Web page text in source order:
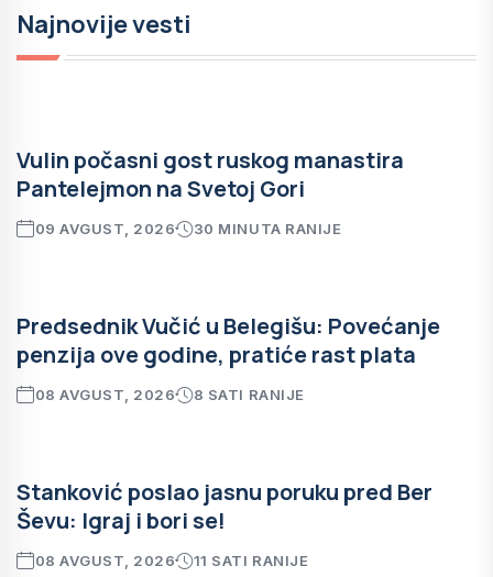
Najnovije vesti
Vulin počasni gost ruskog manastira
Pantelejmon na Svetoj Gori
09 AVGUST, 2026 30 MINUTA RANIJE
Predsednik Vučić u Belegišu: Povećanje
penzija ove godine, pratiće rast plata
08 AVGUST, 2026 8 SATI RANIJE
Stanković poslao jasnu poruku pred Ber
Ševu: Igraj i bori se!
08 AVGUST, 2026 11 SATI RANIJE